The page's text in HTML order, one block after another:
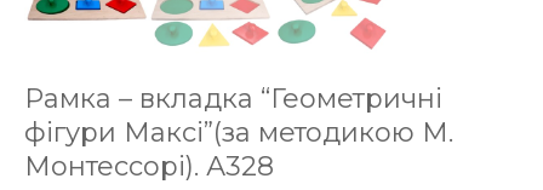
Рамка – вкладка “Геометричні
фігури Максі”(за методикою М.
Монтессорі). А328